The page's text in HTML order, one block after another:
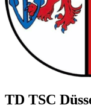
TD TSC